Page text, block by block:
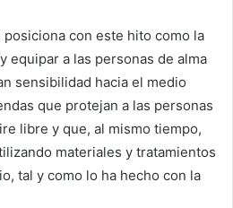
con este hito como la
equipar a las personas de alma
sensibilidad hacia el medio
que protejan a las personas
libre y que, al mismo tiempo,
materiales y tratamientos
tal y como lo ha hecho con la